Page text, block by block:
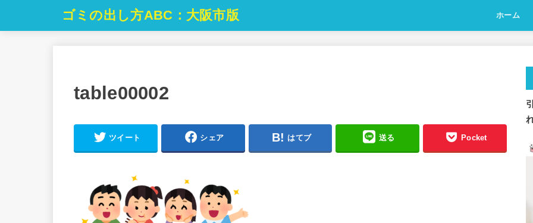
ゴミの出し方ABC：大阪市版 ホーム
table00002
ツイート シェア はてブ 送る Pocket